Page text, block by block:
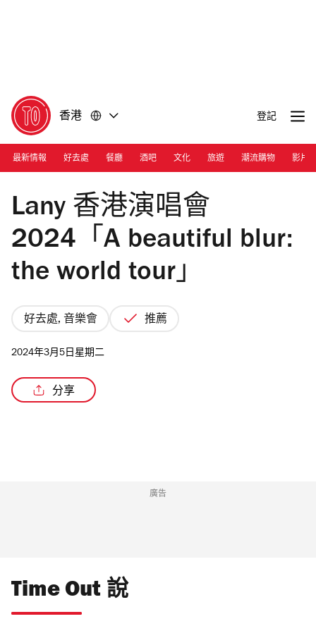
香港 登記
最新情報 好去處 餐廳 酒吧 文化 旅遊 潮流購物 影片
Photograph: Courtesy Live Nations/Lany
Lany 香港演唱會
2024「A beautiful blur:
the world tour」
好去處, 音樂會 推薦
2024年3月5日星期二
分享
廣告
Time Out 說